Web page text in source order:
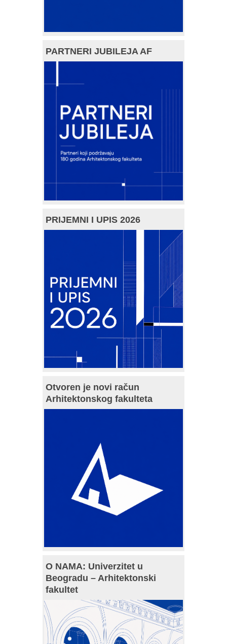
PARTNERI JUBILEJA AF
PRIJEMNI I UPIS 2026
Otvoren je novi račun
Arhitektonskog fakulteta
O NAMA: Univerzitet u
Beogradu – Arhitektonski
fakultet